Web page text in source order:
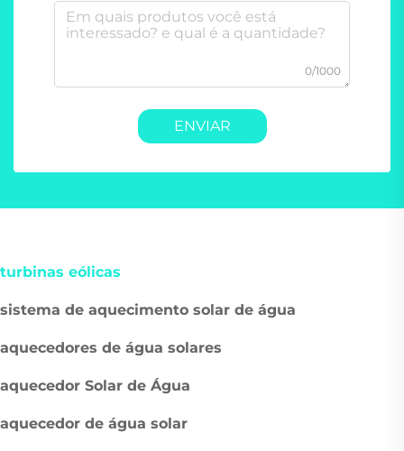
0/1000
ENVIAR
turbinas eólicas
sistema de aquecimento solar de água
aquecedores de água solares
aquecedor Solar de Água
aquecedor de água solar